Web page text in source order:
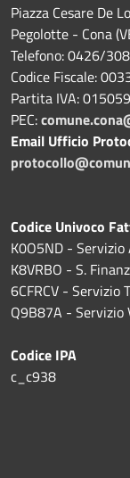
Piazza Cesare De
Pegolotte - Cona
Telefono: 0426/
Codice Fiscale:
Partita IVA:
PEC:
Email Ufficio
Codice Univoco
K0O5ND -
K8VRBO - S.
6CFRCV - Servizio
Q9B87A - Servizio
Codice IPA
c_c938